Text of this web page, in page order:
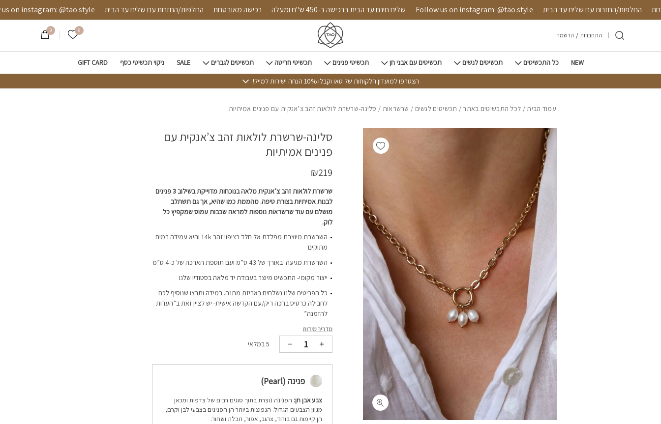
Skip to Content
מאובטחת החלפות/החזרות עם שליח עד הבית Follow us on instagram: @tao.style שליח חינם עד הבית ברכישה ב-450 ש"ח ומעלה רכישה מאובטחת החלפות/החזרות עם שליח עד הבית @tao.style
0 הרשימה שלי
0
התחברות / הרשמה
NEW כל התכשיטים תכשיטים לנשים תכשיטים עם אבני חן תכשיטי פנינים תכשיטי חריטה תכשיטים לגברים SALE ניקוי תכשיטי כסף GIFT CARD
הצטרפו למועדון הלקוחות של טאו וקבלו 10% הנחה ישירות למייל!
עמוד הבית/ לכל התכשיטים באתר / תכשיטים לנשים / שרשראות / סלינה-שרשרת לולאות זהב צ’אנקית עם פנינים אמיתיות
סלינה-שרשרת לולאות זהב צ’אנקית עם
פנינים אמיתיות
₪219
שרשרת לולאות זהב צ’אנקית מלאה בנוכחות מדוייקת בשילוב 3 פנינים
לבנות אמיתיות בצורת טיפה. מהממת כמו שהיא, אך גם תשתלב
מושלם עם עוד שרשראות נוספות למראה שכבות עמוס שמקפיץ כל
לוק.
השרשרת מיוצרת מפלדת אל חלד בציפוי זהב 14k והיא עמידה במים
מתוקים
השרשרת מגיעה באורך של 43 ס”מ ועם תוספת הארכה של כ-4 ס”מ
ייצור מקומי- התכשיט מיוצר בעבודת יד מלאה בסטודיו שלנו
כל הפריטים שלנו נשלחים באריזת מתנה. במידה ותרצו שנוסיף לכם
לחבילה כרטיס ברכה ריק/עם הקדשה אישית- יש לציין זאת ב”הערות
להזמנה”
מדריך מידות
5 במלאי
פנינה (Pearl)
צבע אבן חן: הפנינה נוצרת בתוך סוגים רבים של צדפות ומכאן
מגוון הצבעים הגדול. הנפוצות ביותר הן הפנינים בצבעי לבן וקרם,
הן קיימות גם בורוד, צהוב, אפור, תכלת ושחור.
Add wishlist
בחזרה למעלה